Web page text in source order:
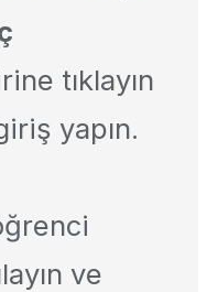
tıklayın
yapın.
ve